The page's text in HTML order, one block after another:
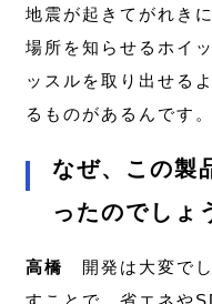
地震が起きてがれき
場所を知らせるホイ
ッスルを取り出せる
るものがあるんです。
なぜ、この製
ったのでしょ
高橋 開発は大変で
すことで、省エネや